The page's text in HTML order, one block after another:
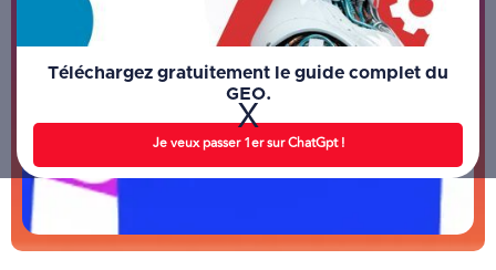
Téléchargez gratuitement le guide complet du
GEO.
Je veux passer 1er sur ChatGpt !
X